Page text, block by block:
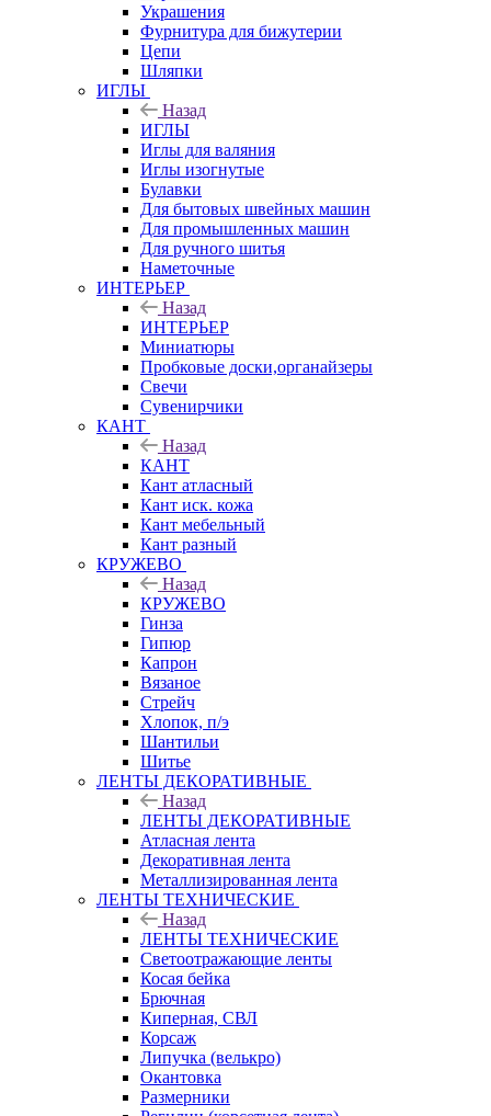
Украшения
Фурнитура для бижутерии
Цепи
Шляпки
ИГЛЫ
Назад
ИГЛЫ
Иглы для валяния
Иглы изогнутые
Булавки
Для бытовых швейных машин
Для промышленных машин
Для ручного шитья
Наметочные
ИНТЕРЬЕР
Назад
ИНТЕРЬЕР
Миниатюры
Пробковые доски,органайзеры
Свечи
Сувенирчики
КАНТ
Назад
КАНТ
Кант атласный
Кант иск. кожа
Кант мебельный
Кант разный
КРУЖЕВО
Назад
КРУЖЕВО
Гинза
Гипюр
Капрон
Вязаное
Стрейч
Хлопок, п/э
Шантильи
Шитье
ЛЕНТЫ ДЕКОРАТИВНЫЕ
Назад
ЛЕНТЫ ДЕКОРАТИВНЫЕ
Атласная лента
Декоративная лента
Металлизированная лента
ЛЕНТЫ ТЕХНИЧЕСКИЕ
Назад
ЛЕНТЫ ТЕХНИЧЕСКИЕ
Светоотражающие ленты
Косая бейка
Брючная
Киперная, СВЛ
Корсаж
Липучка (велькро)
Окантовка
Размерники